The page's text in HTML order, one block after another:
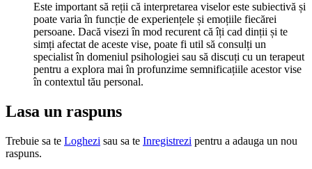
Este important să reții că interpretarea viselor este subiectivă și
poate varia în funcție de experiențele și emoțiile fiecărei
persoane. Dacă visezi în mod recurent că îți cad dinții și te
simți afectat de aceste vise, poate fi util să consulți un
specialist în domeniul psihologiei sau să discuți cu un terapeut
pentru a explora mai în profunzime semnificațiile acestor vise
în contextul tău personal.
Lasa un raspuns
Trebuie sa te Loghezi sau sa te Inregistrezi pentru a adauga un nou
raspuns.